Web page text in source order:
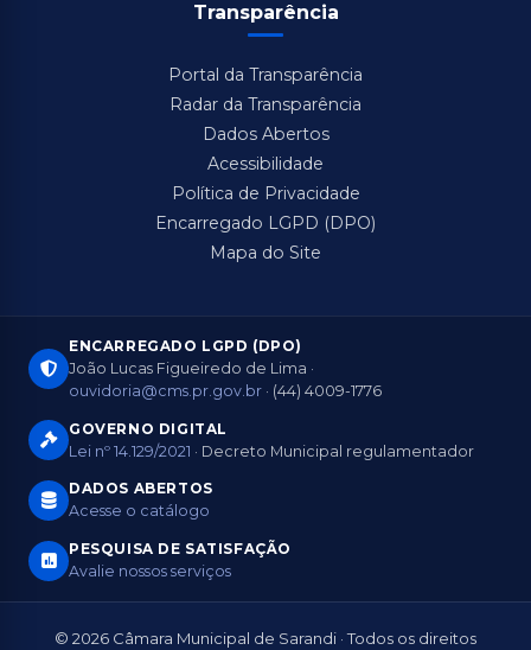
Transparência
Portal da Transparência
Radar da Transparência
Dados Abertos
Acessibilidade
Política de Privacidade
Encarregado LGPD (DPO)
Mapa do Site
ENCARREGADO LGPD (DPO)
João Lucas Figueiredo de Lima ·
ouvidoria@cms.pr.gov.br · (44) 4009-1776
GOVERNO DIGITAL
Lei nº 14.129/2021 · Decreto Municipal regulamentador
DADOS ABERTOS
Acesse o catálogo
PESQUISA DE SATISFAÇÃO
Avalie nossos serviços
© 2026 Câmara Municipal de Sarandi · Todos os direitos